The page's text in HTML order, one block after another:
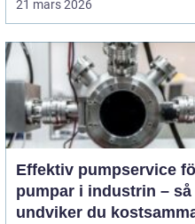
21 mars 2026
Effektiv pumpservice
pumpar i industrin – så
undviker du